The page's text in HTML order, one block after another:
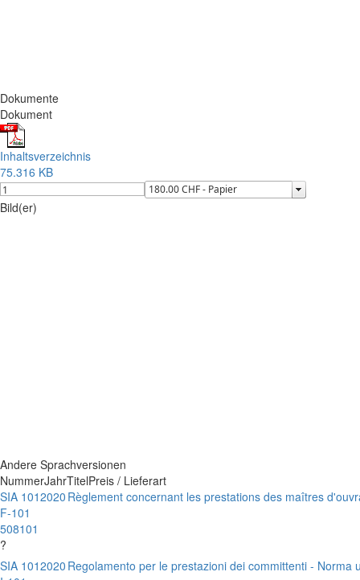
Dokumente
Dokument
Inhaltsverzeichnis
75.316 KB
Bild(er)
Andere Sprachversionen
NummerJahrTitelPreis / Lieferart
SIA 101
F-101
508101
?
2020 Règlement concernant les prestations des maîtres
SIA 1012020 Regolamento per le prestazioni dei committenti - Norma